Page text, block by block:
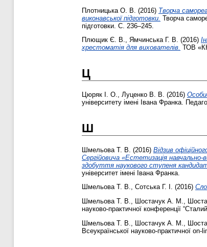
Плотницька О. В. (2016) Творча
виконавської підготовки. Творча
підготовки. С. 236–245.
Плющик Є. В., Ямчинська Г. В. (2016)
хрестоматія для вихователів. ТОВ
Ц
Цюряк І. О., Луценко В. В. (2016)
університету імені Івана Франка.
Ш
Шмельова Т. В. (2016) Відзив
Сергійовича «Естетизація
здобуття наукового ступеня кандидата
університет імені Івана Франка.
Шмельова Т. В., Сотська Г. І. (2016)
Шмельова Т. В., Шостачук А. М.,
науково-практичної конференції
Шмельова Т. В.
Шостачук А. М.
Всеукраїнської науково-практичної